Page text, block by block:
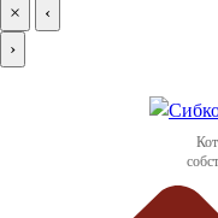
×
‹
›